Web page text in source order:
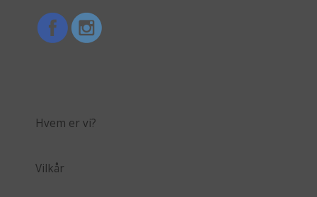
Hvem er vi?
Vilkår